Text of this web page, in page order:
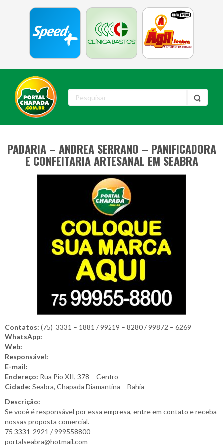
PADARIA – ANDREA SERRANO – PANIFICADORA
E CONFEITARIA ARTESANAL EM SEABRA
Contatos: (75) 3331 – 1881 / 99219 – 8280 / 99872 – 6269
WhatsApp:
Web:
Responsável:
E-mail:
Endereço: Rua Pio XII, 378 – Centro
Cidade: Seabra, Chapada Diamantina – Bahia
Descrição:
Se você é responsável por essa empresa, entre em contato e receba
nossas proposta comercial.
75 3331-2921 / 999558800
portalseabra@hotmail.com